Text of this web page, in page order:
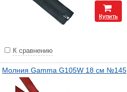
Купить
К сравнению
Молния Gamma G105W 18 см №145